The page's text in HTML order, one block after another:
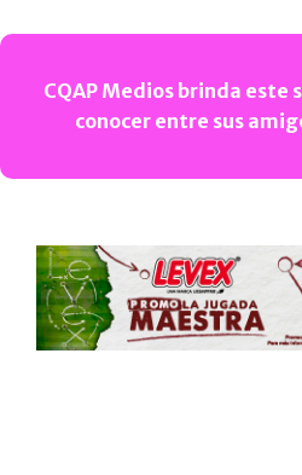
CQAP Medios brinda
conocer entre sus